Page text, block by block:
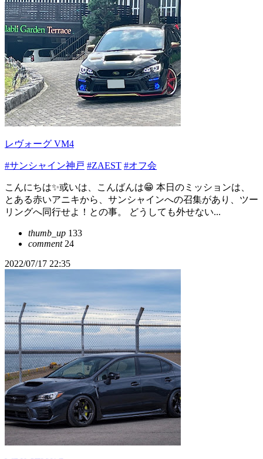
レヴォーグ VM4
#サンシャイン神戸 #ZAEST #オフ会
こんにちは✨或いは、こんばんは😁 本日のミッションは、
とある赤いアニキから、サンシャインへの召集があり、ツー
リングへ同行せよ！との事。 どうしても外せない...
thumb_up 133
comment24
2022/07/17 22:35